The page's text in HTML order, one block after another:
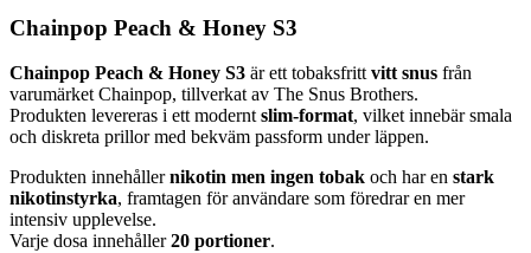
Chainpop Peach & Honey S3
Chainpop Peach & Honey S3 är ett tobaksfritt vitt snus från
varumärket Chainpop, tillverkat av The Snus Brothers.
Produkten levereras i ett modernt slim-format, vilket innebär smala
och diskreta prillor med bekväm passform under läppen.
Produkten innehållernikotin men ingen tobak och har en stark
nikotinstyrka, framtagen för användare som föredrar en mer
intensiv upplevelse.
Varje dosa innehåller20 portioner.